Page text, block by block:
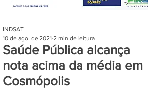
Saúde Pública alcança
nota acima da média em
Cosmópolis
INDSAT
10 de ago. de 2021 2 min de leitura